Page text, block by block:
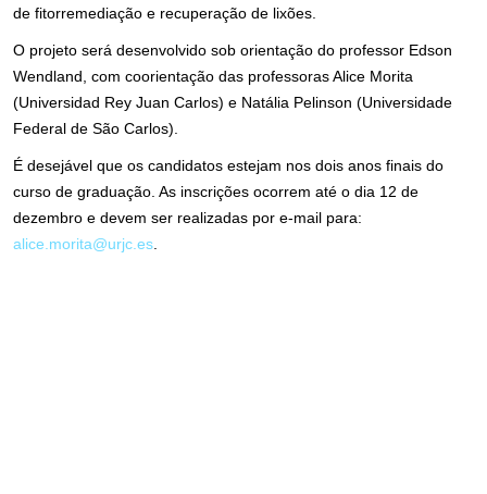
de fitorremediação e recuperação de lixões.
O projeto será desenvolvido sob orientação do professor Edson
Wendland, com coorientação das professoras Alice Morita
(Universidad Rey Juan Carlos) e Natália Pelinson (Universidade
Federal de São Carlos).
É desejável que os candidatos estejam nos dois anos finais do
curso de graduação. As inscrições ocorrem até o dia 12 de
dezembro e devem ser realizadas por e-mail para:
alice.morita@urjc.es